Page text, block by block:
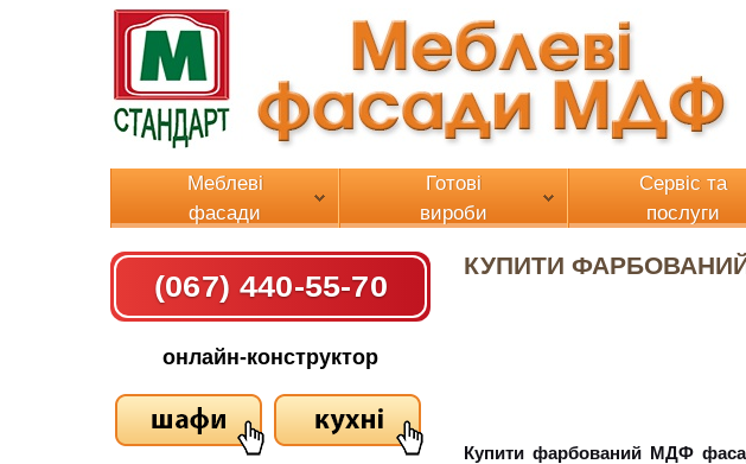
Меблеві
фасади
Готові
вироби
Сервіс та
послуги
(067) 440-55-70
онлайн-конструктор
КУПИТИ
Купити фарбований МДФ